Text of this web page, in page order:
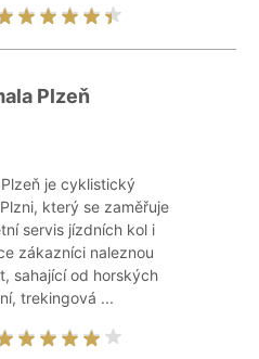
Plzeň
je cyklistický
který se zaměřuje
servis jízdních kol i
zákazníci naleznou
sahající od horských
trekingová ...